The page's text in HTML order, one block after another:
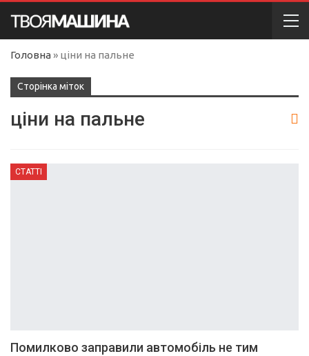
Головна » ціни на пальне
Сторінка міток
ціни на пальне
СТАТТІ
Помилково заправили автомобіль не тим